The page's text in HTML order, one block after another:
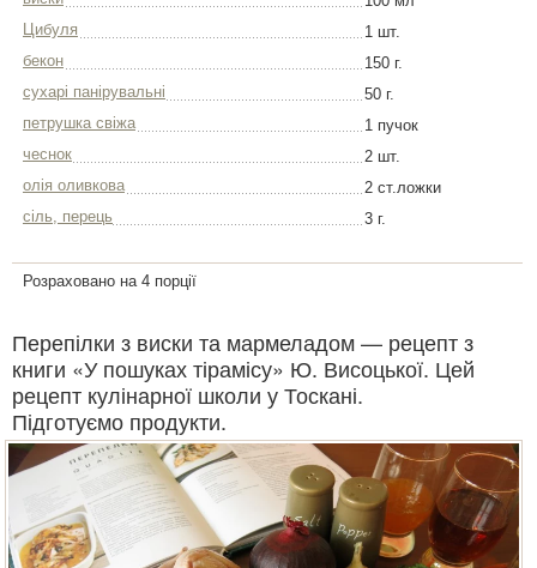
Цибуля
1 шт.
бекон
150 г.
сухарі панірувальні
50 г.
петрушка свіжа
1 пучок
чеснок
2 шт.
олія оливкова
2 ст.ложки
сіль, перець
3 г.
Розраховано на 4 порції
Перепілки з виски та мармеладом — рецепт з
книги «У пошуках тірамісу» Ю. Висоцької. Цей
рецепт кулінарної школи у Тоскані.
Підготуємо продукти.